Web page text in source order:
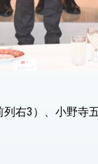
右3）、小野寺